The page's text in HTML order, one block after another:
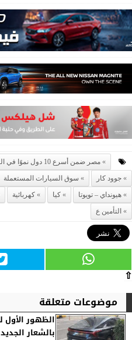
مصر ضمن أسرع 10 دول نموًا في الشمول الرقمي 2020. أخبار السيارات
جوود كار
سوق السيارات المستعملة
هيونداي – تويوتا
كيا كهربائية
التأمين ع
⇧
موضوعات متعلقة
بالشعار الجديد